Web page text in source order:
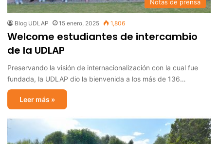
Notas de prensa
Blog UDLAP 15 enero, 2025 1,806
Welcome estudiantes de intercambio
de la UDLAP
Preservando la visión de internacionalización con la cual fue
fundada, la UDLAP dio la bienvenida a los más de 136…
Leer más »